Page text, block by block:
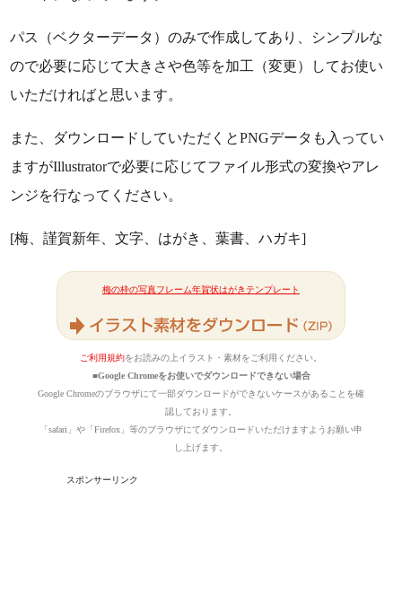
パス（ベクターデータ）のみで作成してあり、シンプルな
ので必要に応じて大きさや色等を加工（変更）してお使い
いただければと思います。
また、ダウンロードしていただくとPNGデータも入ってい
ますがIllustratorで必要に応じてファイル形式の変換やアレ
ンジを行なってください。
[梅、謹賀新年、文字、はがき、葉書、ハガキ]
梅の枠の写真フレーム年賀状はがきテンプレート
ご利用規約をお読みの上イラスト・素材をご利用ください。
■Google Chromeをお使いでダウンロードできない場合
Google Chromeのブラウザにて一部ダウンロードができないケースがあることを確
認しております。
「safari」や「Firefox」等のブラウザにてダウンロードいただけますようお願い申
し上げます。
スポンサーリンク